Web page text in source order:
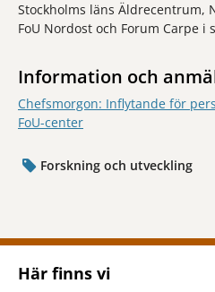
Stockholms läns Äldrecentrum,
FoU Nordost och Forum Carpe i
Information och
Chefsmorgon: Inflytande för
FoU-center
Forskning och utveckling
Här finns vi